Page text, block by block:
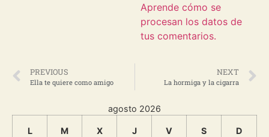
Aprende cómo se
procesan los datos de
tus comentarios.
PREVIOUS
Ella te quiere como amigo
NEXT
La hormiga y la cigarra
agosto 2026
L M X J V S D